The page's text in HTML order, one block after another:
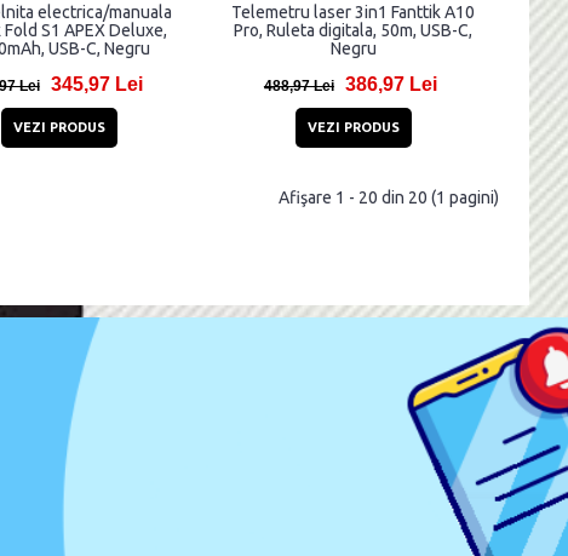
electrica/manuala
Fold S1 APEX Deluxe,
USB-C, Negru
Lei 345,97 Lei
VEZI PRODUS
Telemetru laser 3in1 Fanttik A10
Pro, Ruleta digitala, 50m, USB-C,
Negru
488,97 Lei 386,97 Lei
VEZI PRODUS
Afişare 1 - 20 din 20 (1 pagini)